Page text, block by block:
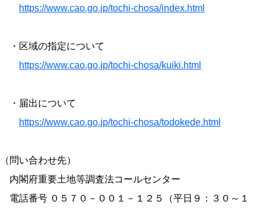
https://www.cao.go.jp/tochi-chosa/index.html
・区域の指定について
https://www.cao.go.jp/tochi-chosa/kuiki.html
・届出について
https://www.cao.go.jp/tochi-chosa/todokede.html
（問い合わせ先）
内閣府重要土地等調査法コールセンター
電話番号 ０５７０－００１－１２５（平日９：３０～１